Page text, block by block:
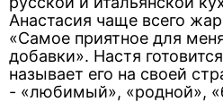
Анастасия чаще всего
«Самое приятное для
добавки». Настя
называет его на своей
- «любимый», «родной»,